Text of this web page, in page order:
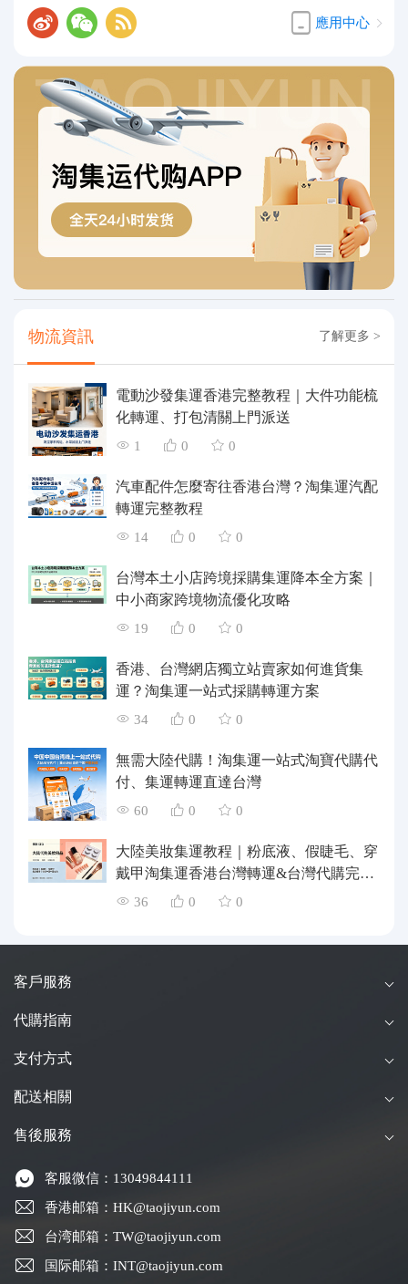
應用中心
物流資訊 了解更多 >
電動沙發集運香港完整教程｜大件功能梳
化轉運、打包清關上門派送
1 0 0
汽車配件怎麼寄往香港台灣？淘集運汽配
轉運完整教程
14 0 0
台灣本土小店跨境採購集運降本全方案｜
中小商家跨境物流優化攻略
19 0 0
香港、台灣網店獨立站賣家如何進貨集
運？淘集運一站式採購轉運方案
34 0 0
無需大陸代購！淘集運一站式淘寶代購代
付、集運轉運直達台灣
60 0 0
大陸美妝集運教程｜粉底液、假睫毛、穿
戴甲淘集運香港台灣轉運&台灣代購完整
指南
36 0 0
客戶服務
代購指南
支付方式
配送相關
售後服務
客服微信：13049844111
香港邮箱：HK@taojiyun.com
台湾邮箱：TW@taojiyun.com
国际邮箱：INT@taojiyun.com